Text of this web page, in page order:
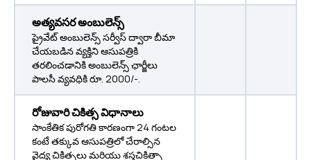
అత్యవసర అంబులెన్స్
ప్రైవేట్ అంబులెన్స్ సర్వీస్ ద్వారా బీమా
చేయబడిన వ్యక్తిని ఆసుపత్రికి
తరలించడానికి అంబులెన్స్ ఛార్జీలు
పాలసీ వ్యవధికి రూ. 2000/-.
రోజువారి చికిత్స విధానాలు
సాంకేతిక పురోగతి కారణంగా 24 గంటల
కంటే తక్కువ ఆసుపత్రిలో చేరాల్సిన
వైద్య చికిత్సలు మరియు శస్త్రచికిత్సా